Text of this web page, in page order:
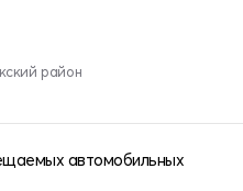
район
автомобильных